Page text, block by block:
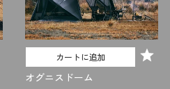
カートに追加
オグニスドーム